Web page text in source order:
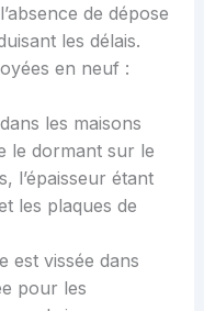
de dépose
les délais.
en neuf :
les maisons
le dormant sur le
l’épaisseur étant
les plaques de
est vissée dans
pour les